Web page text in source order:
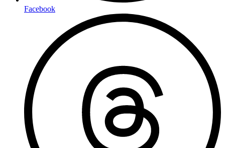
Facebook